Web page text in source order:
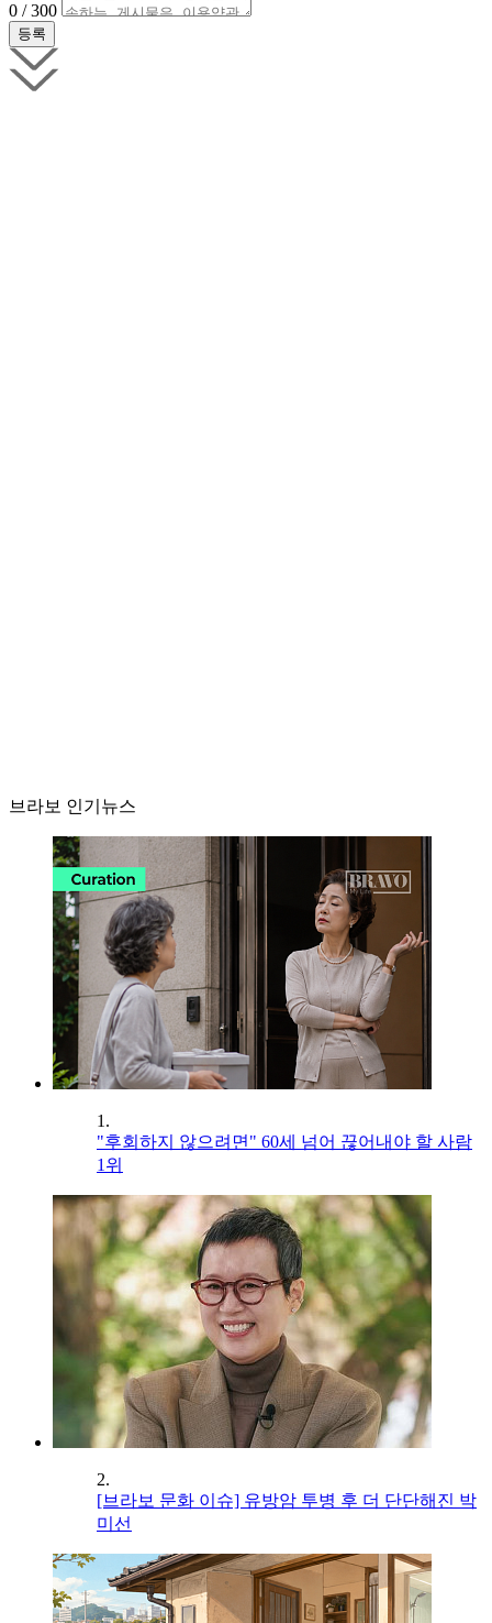
0 / 300
브라보 인기뉴스
1.
"후회하지 않으려면" 60세 넘어 끊어내야 할 사람
1위
2.
[브라보 문화 이슈] 유방암 투병 후 더 단단해진 박
미선